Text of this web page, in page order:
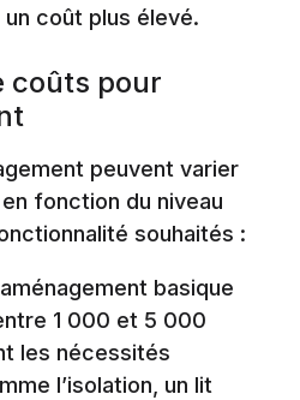
coût plus élevé.
coûts pour
peuvent varier
fonction du niveau
souhaités :
basique
1 000 et 5 000
les nécessités
l’isolation, un lit